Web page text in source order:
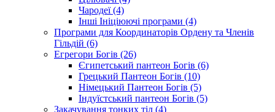
Чародеї (4)
Інші Ініціюючі програми (4)
Програми для Координаторів Ордену та Членів
Гільдій (6)
Егрегори Богів (26)
Єгипетський пантеон Богів (6)
Грецький Пантеон Богів (10)
Німецький Пантеон Богів (5)
Індуїстський пантеон Богів (5)
Закачування тонких тіл (4)